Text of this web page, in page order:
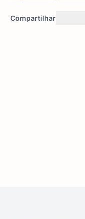
Compartilhar